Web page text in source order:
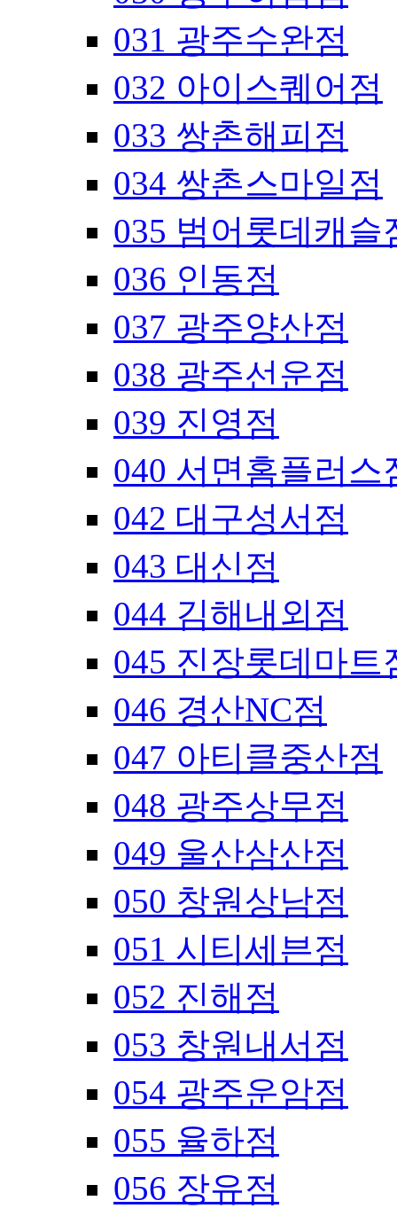
031 광주수완점
032 아이스퀘어점
033 쌍촌해피점
034 쌍촌스마일점
035 범어롯데캐슬
036 인동점
037 광주양산점
038 광주선운점
039 진영점
040 서면홈플러스
042 대구성서점
043 대신점
044 김해내외점
045 진장롯데마트
046 경산NC점
047 아티클중산점
048 광주상무점
049 울산삼산점
050 창원상남점
051 시티세븐점
052 진해점
053 창원내서점
054 광주운암점
055 율하점
056 장유점